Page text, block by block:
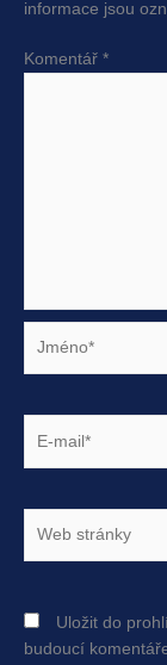
informace jsou
Komentář *
mail*
Uložit do
budoucí